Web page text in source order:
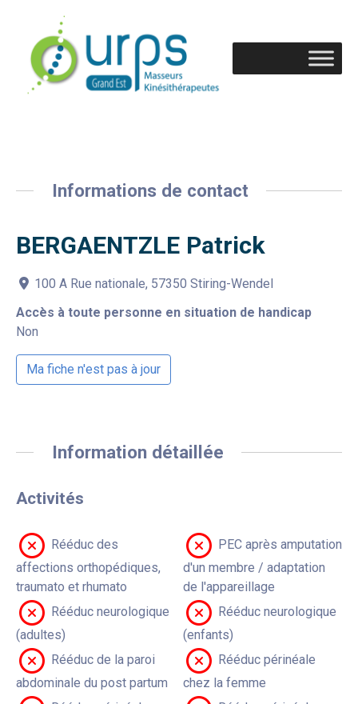
Informations de contact
BERGAENTZLE Patrick
100 A Rue nationale, 57350 Stiring-Wendel
Accès à toute personne en situation de handicap
Non
Ma fiche n'est pas à jour
Information détaillée
Activités
Rééduc des
affections orthopédiques,
traumato et rhumato
PEC après amputation
d'un membre / adaptation
de l'appareillage
Rééduc neurologique
(adultes)
Rééduc neurologique
(enfants)
Rééduc de la paroi
abdominale du post partum
Rééduc périnéale
chez la femme